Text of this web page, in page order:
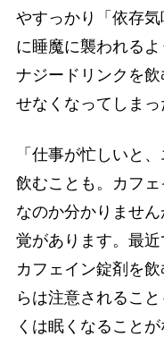
やすっかり「依存
に睡魔に襲われる
ナジードリンクを
せなくなってしまっ
「仕事が忙しいと
飲むことも。カフ
なのか分かりませ
覚があります。最
カフェイン錠剤を
らは注意されるこ
くは眠くなること